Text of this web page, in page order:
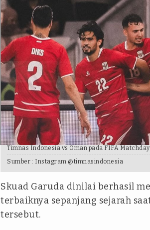
Timnas Indonesia vs Oman pada FIFA
Sumber : Instagram @timnasindonesia
Skuad Garuda dinilai berhasil
terbaiknya sepanjang sejarah
tersebut.